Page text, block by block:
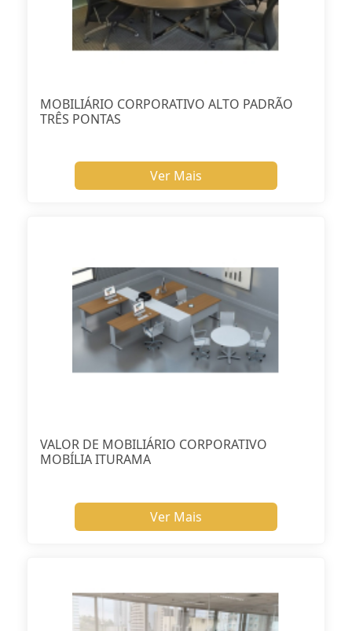
MOBILIÁRIO CORPORATIVO ALTO PADRÃO
TRÊS PONTAS
Ver Mais
VALOR DE MOBILIÁRIO CORPORATIVO
MOBÍLIA ITURAMA
Ver Mais